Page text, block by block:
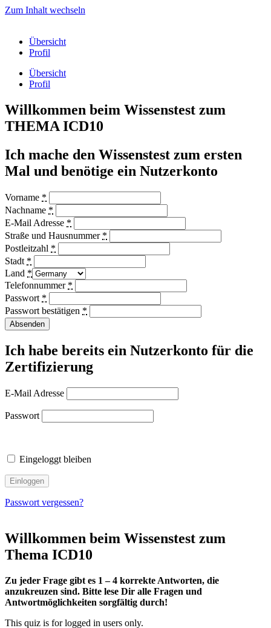
Zum Inhalt wechseln
Übersicht
Profil
Übersicht
Profil
Willkommen beim Wissenstest zum
THEMA ICD10
Ich mache den Wissenstest zum ersten
Mal und benötige ein Nutzerkonto
Vorname *
Nachname *
E-Mail Adresse *
Straße und Hausnummer *
Postleitzahl *
Stadt *
Land *
Telefonnummer *
Passwort *
Passwort bestätigen *
Absenden
Ich habe bereits ein Nutzerkonto für die
Zertifizierung
E-Mail Adresse
Passwort
Eingeloggt bleiben
Passwort vergessen?
Willkommen beim Wissenstest zum
Thema ICD10
Zu jeder Frage gibt es 1 – 4 korrekte Antworten, die
anzukreuzen sind. Bitte lese Dir alle Fragen und
Antwortmöglichkeiten sorgfältig durch!
This quiz is for logged in users only.